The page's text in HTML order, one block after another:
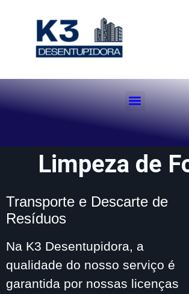
Limpeza de
Transporte e Descarte de
Resíduos
Na K3 Desentupidora, a
qualidade do nosso serviço é
garantida por nossas licenças